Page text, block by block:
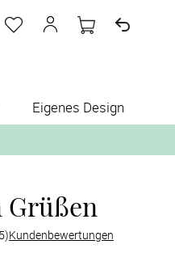
Eigenes Design
Grüßen
Kundenbewertungen